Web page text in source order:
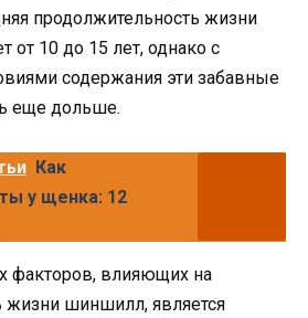
продолжительность жизни
от 10 до 15 лет, однако с
содержания эти забавные
еще дольше.
Как
у щенка: 12
факторов, влияющих на
жизни шиншилл, является